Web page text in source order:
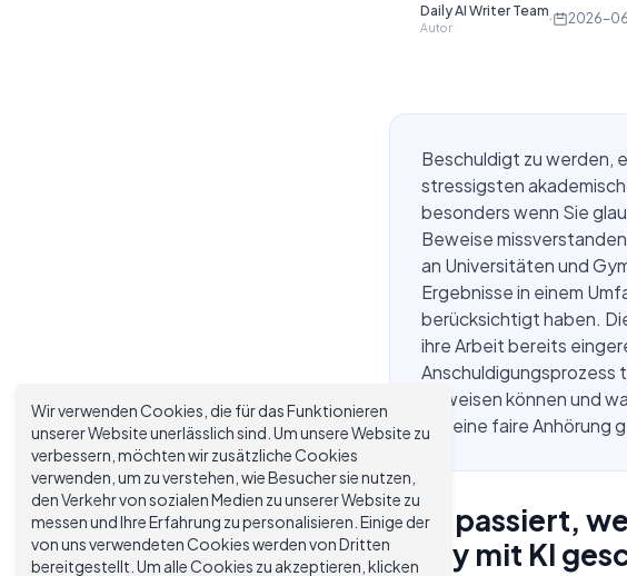
Daily AI Writer Team
Autor
· 2026-
Beschuldigt zu werden,
stressigsten
besonders wenn Sie
Beweise
an Universitäten und
Ergebnisse in einem
berücksichtigt haben.
ihre Arbeit bereits
Anschuldigungsprozess
beweisen können und
auf eine faire Anhörung
Was passiert,
Essay mit KI
Wir verwenden Cookies, die für das Funktionieren
unserer Website unerlässlich sind. Um unsere Website zu
verbessern, möchten wir zusätzliche Cookies
verwenden, um zu verstehen, wie Besucher sie nutzen,
den Verkehr von sozialen Medien zu unserer Website zu
messen und Ihre Erfahrung zu personalisieren. Einige der
von uns verwendeten Cookies werden von Dritten
bereitgestellt. Um alle Cookies zu akzeptieren, klicken